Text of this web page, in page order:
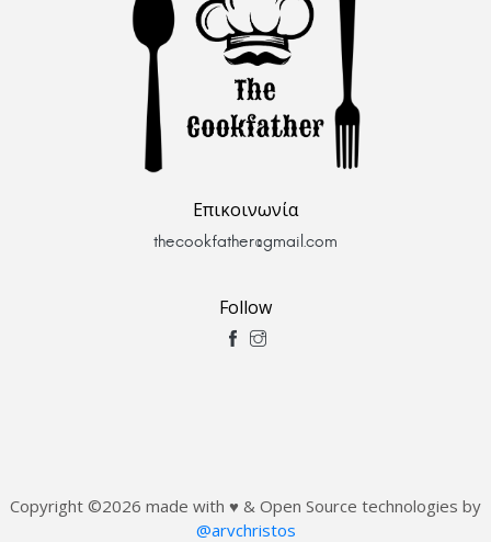
Επικοινωνία
thecookfather@gmail.com
Follow
Copyright ©2026 made with ♥ & Open Source technologies by
@arvchristos